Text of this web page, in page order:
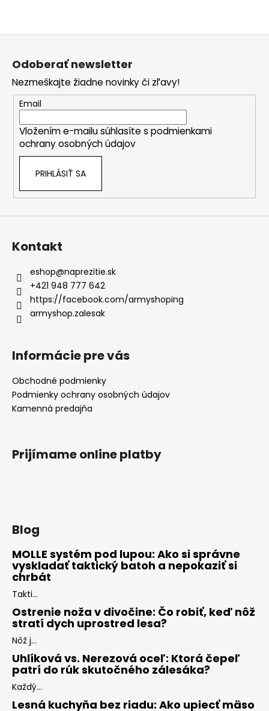
Odoberať newsletter
Nezmeškajte žiadne novinky či zľavy!
Email
Vložením e-mailu súhlasíte s podmienkami
ochrany osobných údajov
PRIHLÁSIŤ SA
Kontakt
eshop@naprezitie.sk
+421 948 777 642
https://facebook.com/armyshoping
armyshop.zalesak
Informácie pre vás
Obchodné podmienky
Podmienky ochrany osobných údajov
Kamenná predajňa
Prijímame online platby
Blog
MOLLE systém pod lupou: Ako si správne
vyskladať taktický batoh a nepokaziť si
chrbát
Takti...
Ostrenie noža v divočine: Čo robiť, keď nôž
stratí dych uprostred lesa?
Nôž j...
Uhlíková vs. Nerezová oceľ: Ktorá čepeľ
patrí do rúk skutočného zálesáka?
Každý...
Lesná kuchyňa bez riadu: Ako upiecť mäso